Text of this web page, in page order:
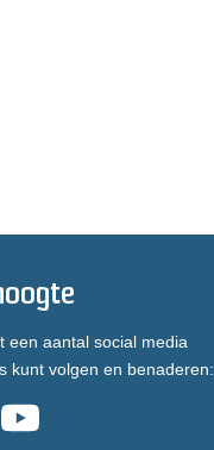
een aantal social media
kunt volgen en benaderen: